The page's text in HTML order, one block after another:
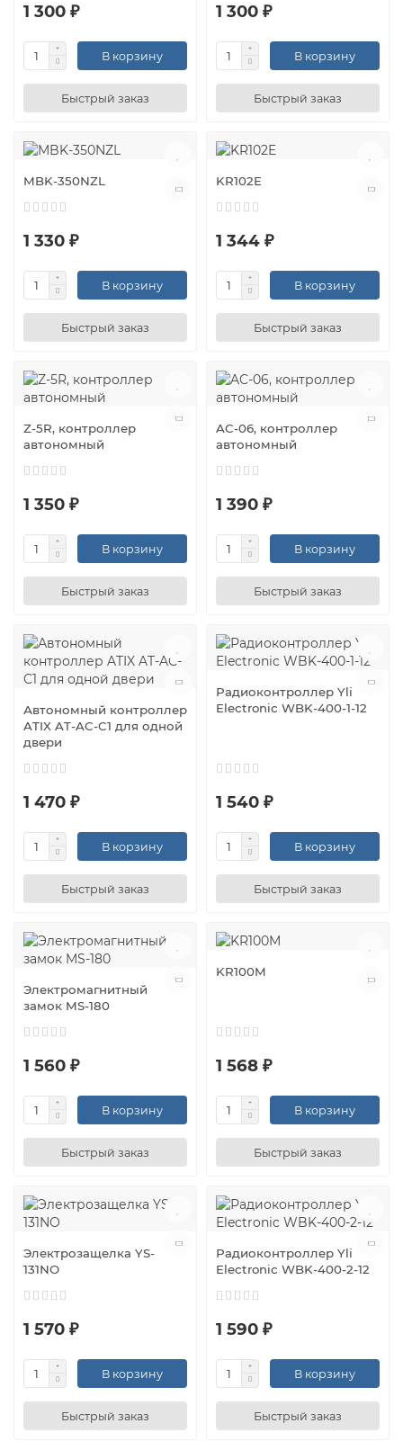
1 300 ₽
В корзину
Быстрый заказ
1 300 ₽
В корзину
Быстрый заказ
MBK-350NZL
1 330 ₽
В корзину
Быстрый заказ
KR102E
1 344 ₽
В корзину
Быстрый заказ
Z-5R, контроллер
автономный
1 350 ₽
В корзину
Быстрый заказ
AC-06, контроллер
автономный
1 390 ₽
В корзину
Быстрый заказ
Автономный контроллер
ATIX AT-AC-C1 для одной
двери
1 470 ₽
В корзину
Быстрый заказ
Радиоконтроллер Yli
Electronic WBK-400-1-12
1 540 ₽
В корзину
Быстрый заказ
Электромагнитный
замок MS-180
1 560 ₽
В корзину
Быстрый заказ
KR100M
1 568 ₽
В корзину
Быстрый заказ
Электрозащелка YS-
131NO
1 570 ₽
В корзину
Быстрый заказ
Радиоконтроллер Yli
Electronic WBK-400-2-12
1 590 ₽
В корзину
Быстрый заказ